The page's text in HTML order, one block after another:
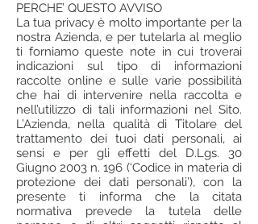
PERCHE’ QUESTO AVVISO
La tua privacy è molto importante per la
nostra Azienda, e per tutelarla al meglio
ti forniamo queste note in cui troverai
indicazioni sul tipo di informazioni
raccolte online e sulle varie possibilità
che hai di intervenire nella raccolta e
nell’utilizzo di tali informazioni nel Sito.
L’Azienda, nella qualità di Titolare del
trattamento dei tuoi dati personali, ai
sensi e per gli effetti del D.Lgs. 30
Giugno 2003 n. 196 (‘Codice in materia di
protezione dei dati personali’), con la
presente ti informa che la citata
normativa prevede la tutela delle